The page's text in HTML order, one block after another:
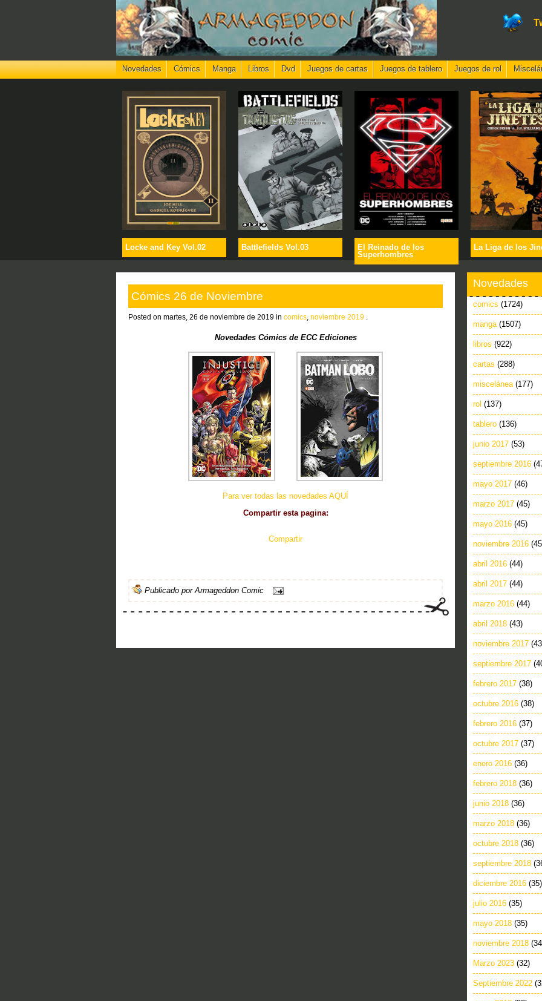
Novedades Cómics Manga Libros Dvd Juegos de cartas Juegos de tablero Juegos de rol
Locke and Key Vol.02 Battlefields Vol.03
El Reinado de los
Superhombres
La Liga de los
Cómics 26 de Noviembre
Posted on martes, 26 de noviembre de 2019 in comics noviembre 2019
Novedades Cómics de ECC Ediciones
Para ver todas las novedades AQUÍ
Compartir esta pagina:
Compartir
Publicado porArmageddon Comic
Novedades
comics (1724)
manga (1507)
libros (922)
cartas (288)
miscelánea (177)
rol (137)
tablero (136)
junio 2017 (53)
septiembre 2016
mayo 2017 (46)
marzo 2017 (45)
mayo 2016 (45)
noviembre 2016
abril 2016 (44)
abril 2017 (44)
marzo 2016 (44)
abril 2018 (43)
noviembre 2017
septiembre 2017
febrero 2017 (38)
octubre 2016 (38)
febrero 2016 (37)
octubre 2017 (37)
enero 2016 (36)
febrero 2018 (36)
junio 2018 (36)
marzo 2018 (36)
octubre 2018 (36)
septiembre 2018
diciembre 2016 (35)
julio 2016 (35)
mayo 2018 (35)
noviembre 2018
Marzo 2023 (32)
Septiembre 2022